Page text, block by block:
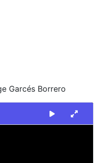
Garcés Borrero